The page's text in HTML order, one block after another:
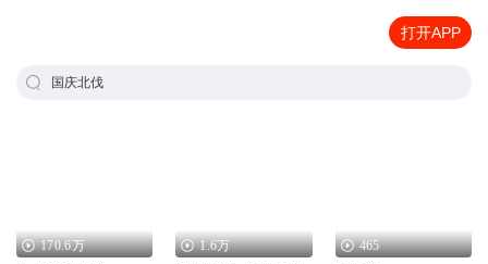
打开APP
国庆北伐
170.6万 1.6万 465